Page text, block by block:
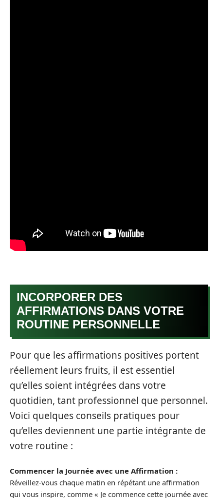
INCORPORER DES
AFFIRMATIONS DANS VOTRE
ROUTINE PERSONNELLE
Pour que les affirmations positives portent
réellement leurs fruits, il est essentiel
qu’elles soient intégrées dans votre
quotidien, tant professionnel que personnel.
Voici quelques conseils pratiques pour
qu’elles deviennent une partie intégrante de
votre routine :
Commencer la Journée avec une Affirmation :
Réveillez-vous chaque matin en répétant une affirmation
qui vous inspire, comme « Je commence cette journée avec